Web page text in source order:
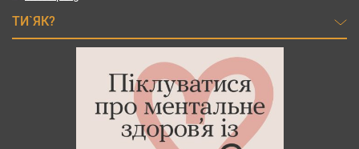
ТИ`ЯК?